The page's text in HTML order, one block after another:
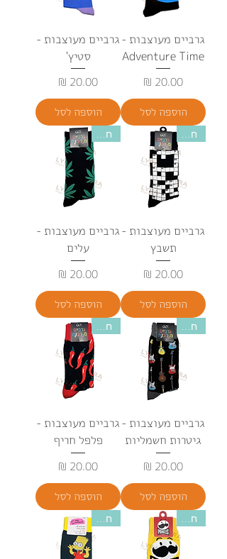
גרביים מעוצבות -
Adventure Time
מחיר
הוספה לסל
גרביים מעוצבות -
סטיץ'
מחיר
הוספה לסל
חדש
גרביים מעוצבות -
תשבץ
מחיר
הוספה לסל
חדש
גרביים מעוצבות -
עלים
מחיר
הוספה לסל
חדש
גרביים מעוצבות -
גיטרות חשמליות
מחיר
הוספה לסל
חדש
גרביים מעוצבות -
פלפל חריף
מחיר
הוספה לסל
חדש חדש